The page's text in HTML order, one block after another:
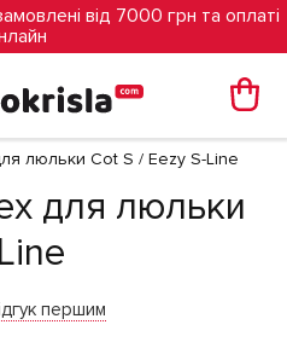
від 7000 грн та оплаті
люльки Cot S / Eezy S-Line
для люльки
першим